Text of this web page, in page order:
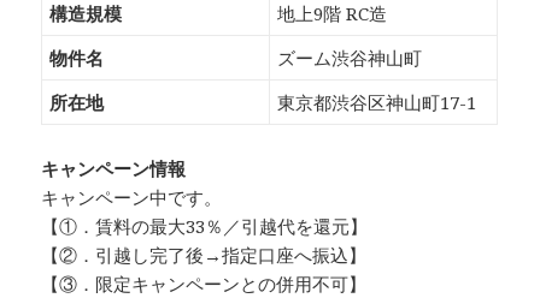
構造規模
地上9階 RC造
物件名
ズーム渋谷神山町
所在地
東京都渋谷区神山町17-1
キャンペーン情報
キャンペーン中です。
【①．賃料の最大33％／引越代を還元】
【②．引越し完了後→指定口座へ振込】
【③．限定キャンペーンとの併用不可】